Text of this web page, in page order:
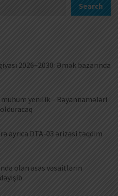
Search
2026–2030: Əmək bazarında
yenilik – Bəyannamələri
ayrıca DTA-03 ərizəsi təqdim
olan əsas vəsaitlərin